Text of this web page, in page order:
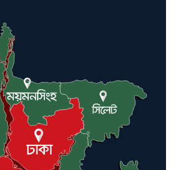
অভিযোগ
বন্যাকবলিত কমলগঞ্জে রুহি
ফাউন্ডেশনের ত্রাণ বিতরণ, ১০৫
পরিবারের পাশে লন্ডনপ্রবাসী ড. হাজ্বী
শাহ্ আলম
মৌলভীবাজারে যুক্তরাজ্য প্রবাসী
কাইয়ুম মিয়াকে ধরতে পুলিশের
অভিযান